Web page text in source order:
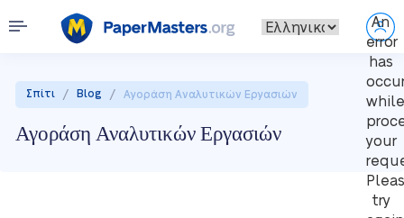
An
error
has
while
your
try
Σπίτι / Blog / Αγοράση Αναλυτικών Εργασιών
Αγοράση Αναλυτικών Εργασιών